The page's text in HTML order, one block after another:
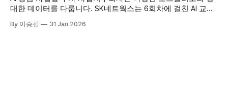
팅 직무
대한 데이터를 다룹니다. SK네트웍스는 6회차에 걸친 AI 교육
미지 제작까지 실무 전반에 AI를 적용하는 방법을 습득했습니
By 이승필 31 Jan 2026